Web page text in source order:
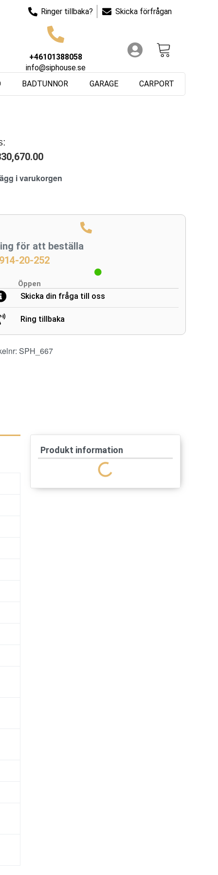
Ringer tillbaka? Skicka förfrågan
+46101388058
info@siphouse.se
BADTUNNOR GARAGE CARPORT
i varukorgen
för att beställa
20-252
Öppen
Skicka din fråga till oss
Ring tillbaka
SPH_667
Produkt information